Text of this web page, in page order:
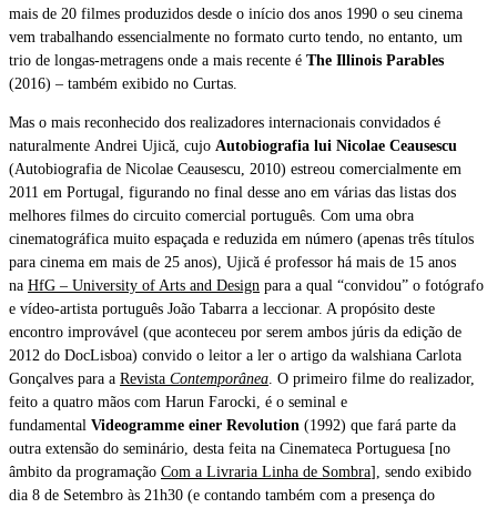
mais de 20 filmes produzidos desde o início dos anos 1990 o seu cinema
vem trabalhando essencialmente no formato curto tendo, no entanto, um
trio de longas-metragens onde a mais recente é The Illinois Parables
(2016) – também exibido no Curtas.
Mas o mais reconhecido dos realizadores internacionais convidados é
naturalmente Andrei Ujică, cujo Autobiografia lui Nicolae Ceausescu
(Autobiografia de Nicolae Ceausescu, 2010) estreou comercialmente em
2011 em Portugal, figurando no final desse ano em várias das listas dos
melhores filmes do circuito comercial português. Com uma obra
cinematográfica muito espaçada e reduzida em número (apenas três títulos
para cinema em mais de 25 anos), Ujică é professor há mais de 15 anos
na HfG – University of Arts and Design para a qual “convidou” o fotógrafo
e vídeo-artista português João Tabarra a leccionar. A propósito deste
encontro improvável (que aconteceu por serem ambos júris da edição de
2012 do DocLisboa) convido o leitor a ler o artigo da walshiana Carlota
Gonçalves para a Revista Contemporânea . O primeiro filme do realizador,
feito a quatro mãos com Harun Farocki, é o seminal e
fundamental Videogramme einer Revolution (1992) que fará parte da
outra extensão do seminário, desta feita na Cinemateca Portuguesa [no
âmbito da programação Com a Livraria Linha de Sombra], sendo exibido
dia 8 de Setembro às 21h30 (e contando também com a presença do